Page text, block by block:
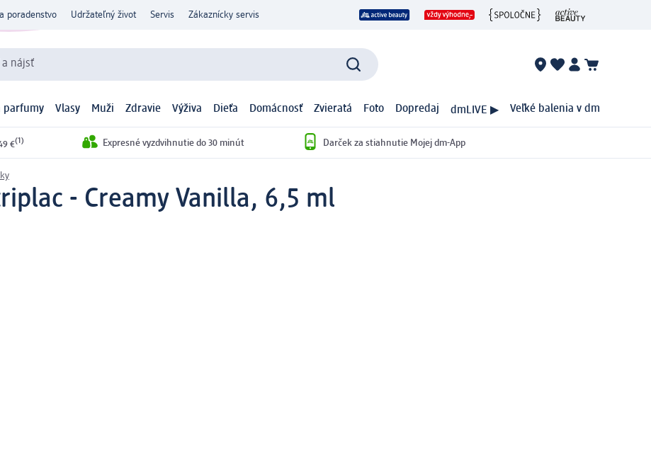
poradenstvo Udržateľný život Servis Zákaznícky servis
a nájsť
parfumy Vlasy Muži Zdravie Výživa Dieťa Domácnosť Zvieratá Foto Dopredaj dmLIVE ▶ Veľké balenia v dm
€(1) Expresné vyzdvihnutie do 30 minút Darček za stiahnutie Mojej dm-App
- Creamy Vanilla, 6,5 ml